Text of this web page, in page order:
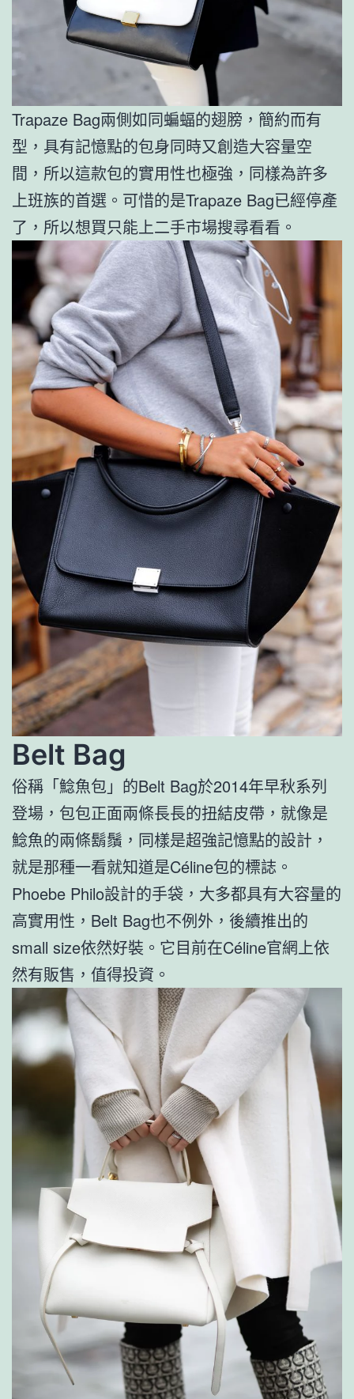
Trapaze Bag兩側如同蝙蝠的翅膀，簡約而有
型，具有記憶點的包身同時又創造大容量空
間，所以這款包的實用性也極強，同樣為許多
上班族的首選。可惜的是Trapaze Bag已經停產
了，所以想買只能上二手市場搜尋看看。
Belt Bag
俗稱「鯰魚包」的Belt Bag於2014年早秋系列
登場，包包正面兩條長長的扭結皮帶，就像是
鯰魚的兩條鬍鬚，同樣是超強記憶點的設計，
就是那種一看就知道是Céline包的標誌。
Phoebe Philo設計的手袋，大多都具有大容量的
高實用性，Belt Bag也不例外，後續推出的
small size依然好裝。它目前在Céline官網上依
然有販售，值得投資。